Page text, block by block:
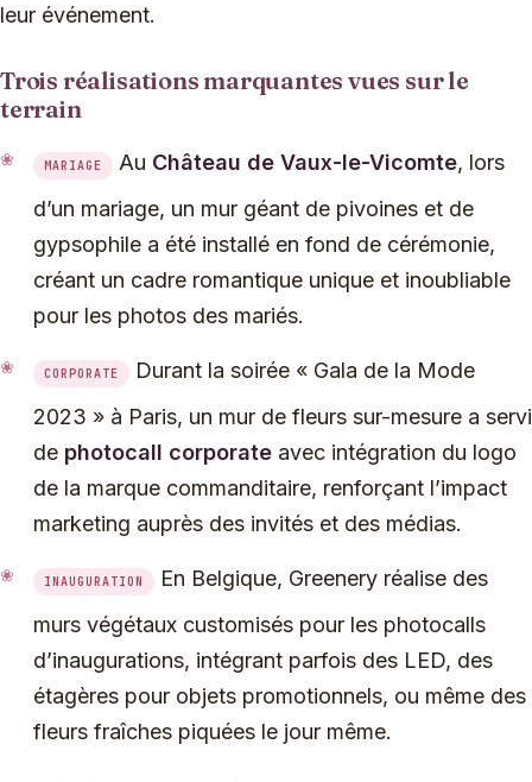
leur événement.
Trois réalisations marquantes vues sur le
terrain
MARIAGE Au Château de Vaux-le-Vicomte, lors
d’un mariage, un mur géant de pivoines et de
gypsophile a été installé en fond de cérémonie,
créant un cadre romantique unique et inoubliable
pour les photos des mariés.
CORPORATE
Durant la soirée « Gala de la Mode
2023 » à Paris, un mur de fleurs sur-mesure a servi
de photocall corporate avec intégration du logo
de la marque commanditaire, renforçant l’impact
marketing auprès des invités et des médias.
INAUGURATION
En Belgique, Greenery réalise des
murs végétaux customisés pour les photocalls
d’inaugurations, intégrant parfois des LED, des
étagères pour objets promotionnels, ou même des
fleurs fraîches piquées le jour même.